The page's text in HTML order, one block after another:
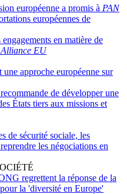
européenne a promis à PAN
européennes de
en matière de
EU
approche européenne sur
de développer une
États tiers aux missions et
de sécurité sociale, les
les négociations en
regrettent la réponse de la
la 'diversité en Europe'